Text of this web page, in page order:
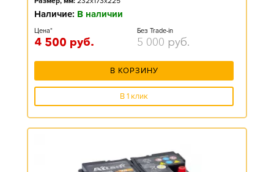
Наличие: В наличии
Цена*
4 500 руб.
Без Trade-in
5 000 руб.
В КОРЗИНУ
В 1 клик